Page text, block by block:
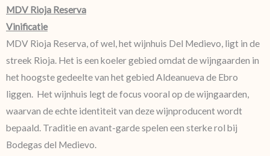
MDV Rioja Reserva
Vinificatie
MDV Rioja Reserva, of wel, het wijnhuis Del Medievo, ligt in de
streek Rioja. Het is een koeler gebied omdat de wijngaarden in
het hoogste gedeelte van het gebied Aldeanueva de Ebro
liggen. Het wijnhuis legt de focus vooral op de wijngaarden,
waarvan de echte identiteit van deze wijnproducent wordt
bepaald. Traditie en avant-garde spelen een sterke rol bij
Bodegas del Medievo.